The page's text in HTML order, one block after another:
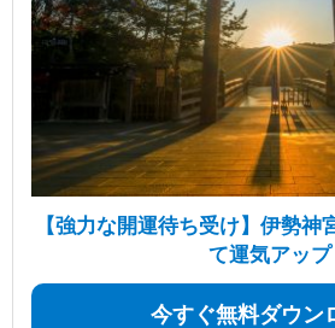
【強力な開運待ち受け】伊勢神
て運気アップ
今すぐ無料ダウン